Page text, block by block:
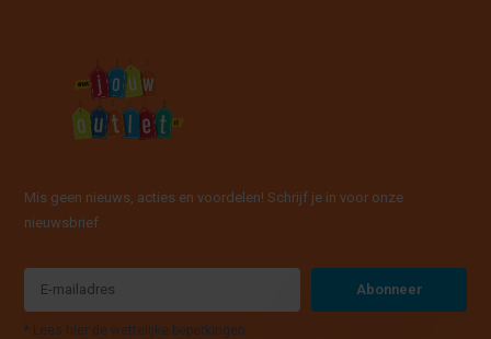
Mis geen nieuws, acties en voordelen! Schrijf je in voor onze
nieuwsbrief
Abonneer
* Lees hier de wettelijke beperkingen